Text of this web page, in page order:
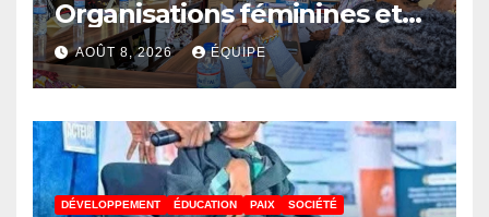
Organisations féminines et
associations des jeunes
réunies pour parler paix
AOÛT 8, 2026 ÉQUIPE
DÉVELOPPEMENT ÉDUCATION PAIX SOCIÉTÉ